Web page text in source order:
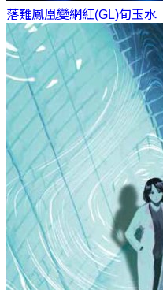
落難鳳凰變網紅(GL)旬玉水